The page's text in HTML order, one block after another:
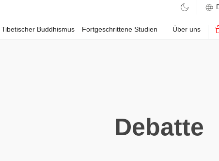
Tibetischer Buddhismus Fortgeschrittene Studien Über uns
Debatte